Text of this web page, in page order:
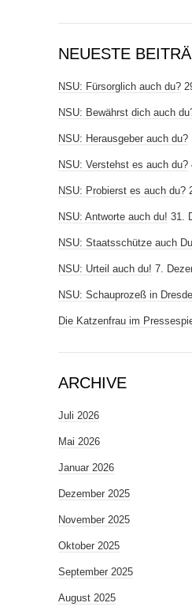
NEUESTE
NSU: Fürsorglich auch du?
NSU: Bewährst dich auch
NSU: Herausgeber auch du?
NSU: Verstehst es auch du?
NSU: Probierst es auch du?
NSU: Antworte auch du! 31.
NSU: Staatsschütze auch
NSU: Urteil auch du! 7.
NSU: Schauprozeß in
Die Katzenfrau im
ARCHIVE
Juli 2026
Mai 2026
Januar 2026
Dezember 2025
November 2025
Oktober 2025
September 2025
August 2025